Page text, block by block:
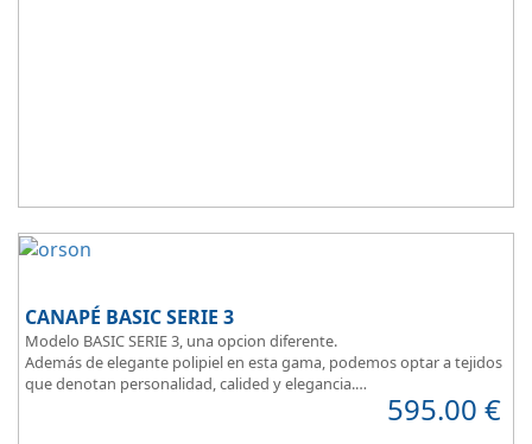
CANAPÉ BASIC SERIE 3
Modelo BASIC SERIE 3, una opcion diferente.
Además de elegante polipiel en esta gama, podemos optar a tejidos
que denotan personalidad, calided y elegancia.
595.00 €